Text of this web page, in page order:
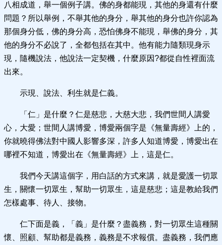
八相成道，舉一個例子講。佛的身都能現，其他的身還有什麼
問題？所以舉例，不舉其他的身分，舉其他的身分也許你認為
那個身分低，佛的身分高，恐怕佛身不能現，舉佛的身分，其
他的身分不必說了，全都包括在其中。他有能力隨類現身示
現，隨機說法，他說法一定契機，什麼原因?都從自性裡面流
出來。
示現、說法、利生就是仁義。
「仁」是什麼？仁是慈悲，大慈大悲，我們世間人講愛
心，大愛；世間人講博愛，博愛兩個字是《無量壽經》上的，
你就曉得佛法對中國人影響多深，許多人知道博愛，博愛出在
哪裡不知道，博愛出在《無量壽經》上，這是仁。
我們今天講這個字，用白話的方式來講，就是愛護一切眾
生，關懷一切眾生，幫助一切眾生，這是慈悲；這是教給我們
怎樣處事、待人、接物。
仁下面是義，「義」是什麼？盡義務，對一切眾生這種關
懷、照顧、幫助都是義務，義務是不求報償。盡義務，我們應